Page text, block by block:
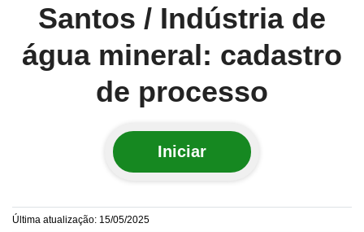
Santos / Indústria de
água mineral: cadastro
de processo
Iniciar
Última atualização: 15/05/2025